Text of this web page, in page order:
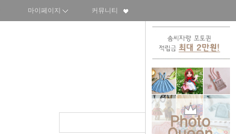
마이페이지 커뮤니티